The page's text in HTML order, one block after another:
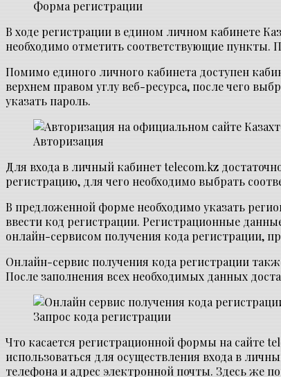
Форма регистрации
В ходе регистрации в едином личном кабинете
необходимо отметить соответствующие пункты.
Помимо единого личного кабинета доступен
верхнем правом углу веб-ресурса, после чего
указать пароль.
Авторизация
Для входа в личный кабинет telecom.kz
регистрацию, для чего необходимо выбрать
В предложенной форме необходимо указать
ввести код регистрации. Регистрационные
онлайн-сервисом получения кода регистрации,
Онлайн-сервис получения кода регистрации
После заполнения всех необходимых данных
Запрос кода регистрации
Что касается регистрационной формы на сайте
использоваться для осуществления входа в
телефона и адрес электронной почты. Здесь же